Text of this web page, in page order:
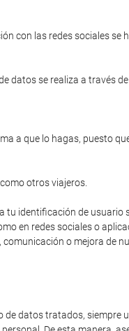
con las redes sociales se
datos se realiza a través de
a que lo hagas, puesto
otros viajeros.
tu identificación de usuario
en redes sociales o
o mejora de
de datos tratados, siempre